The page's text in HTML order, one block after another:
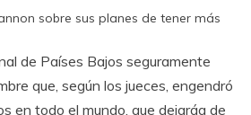
sobre sus planes de tener más
de Países Bajos seguramente
que, según los jueces, engendró
en todo el mundo, que dejaráa de